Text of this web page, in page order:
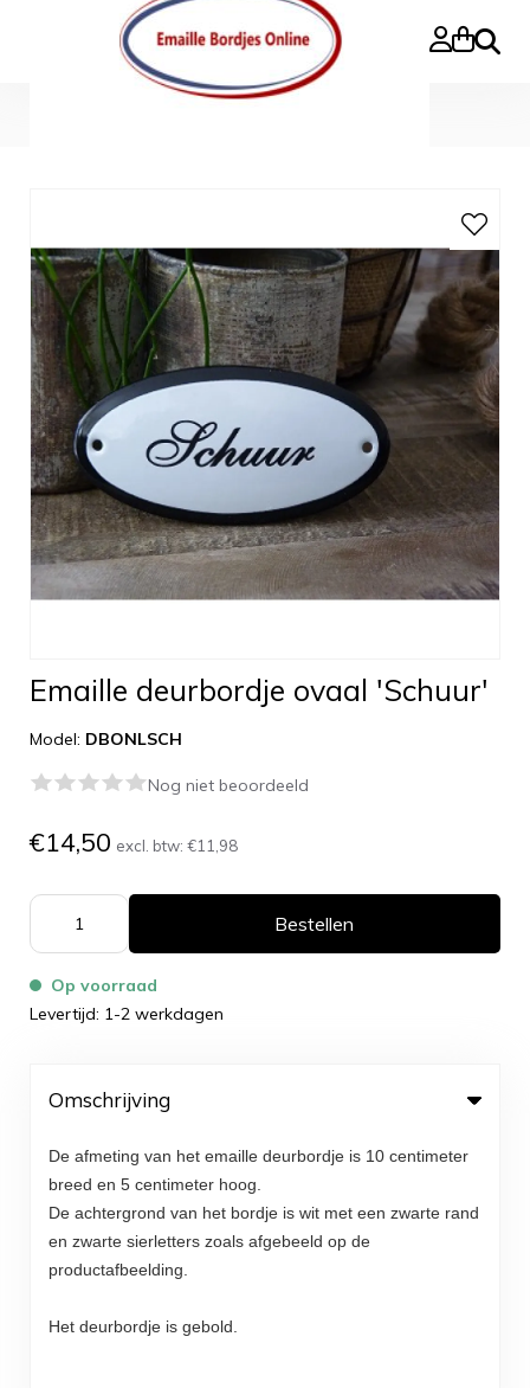
Zoeken
Emaille deurbordje ovaal 'Schuur'
Model: DBONLSCH
Nog niet beoordeeld
€14,50 excl. btw: €11,98
Bestellen
Op voorraad
Levertijd: 1-2 werkdagen
Omschrijving
De afmeting van het emaille deurbordje is 10 centimeter
breed en 5 centimeter hoog.
De achtergrond van het bordje is wit met een zwarte rand
en zwarte sierletters zoals afgebeeld op de
productafbeelding.
Het deurbordje is gebold.